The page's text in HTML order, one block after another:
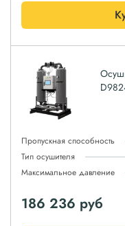
Пропускная способность
Тип осушителя
Максимальное давление
186 236 руб